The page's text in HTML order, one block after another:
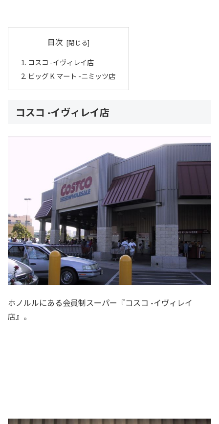
目次
コスコ -イヴィレイ店
ビッグ K マート -ニミッツ店
コスコ -イヴィレイ店
ホノルルにある会員制スーパー『コスコ -イヴィレイ
店』。